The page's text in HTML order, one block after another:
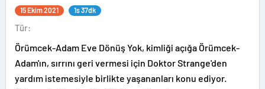
15 Ekim 2021 1s 37dk
Tür:
Örümcek-Adam Eve Dönüş Yok, kimliği açığa Örümcek-
Adam'ın, sırrını geri vermesi için Doktor Strange'den
yardım istemesiyle birlikte yaşananları konu ediyor.